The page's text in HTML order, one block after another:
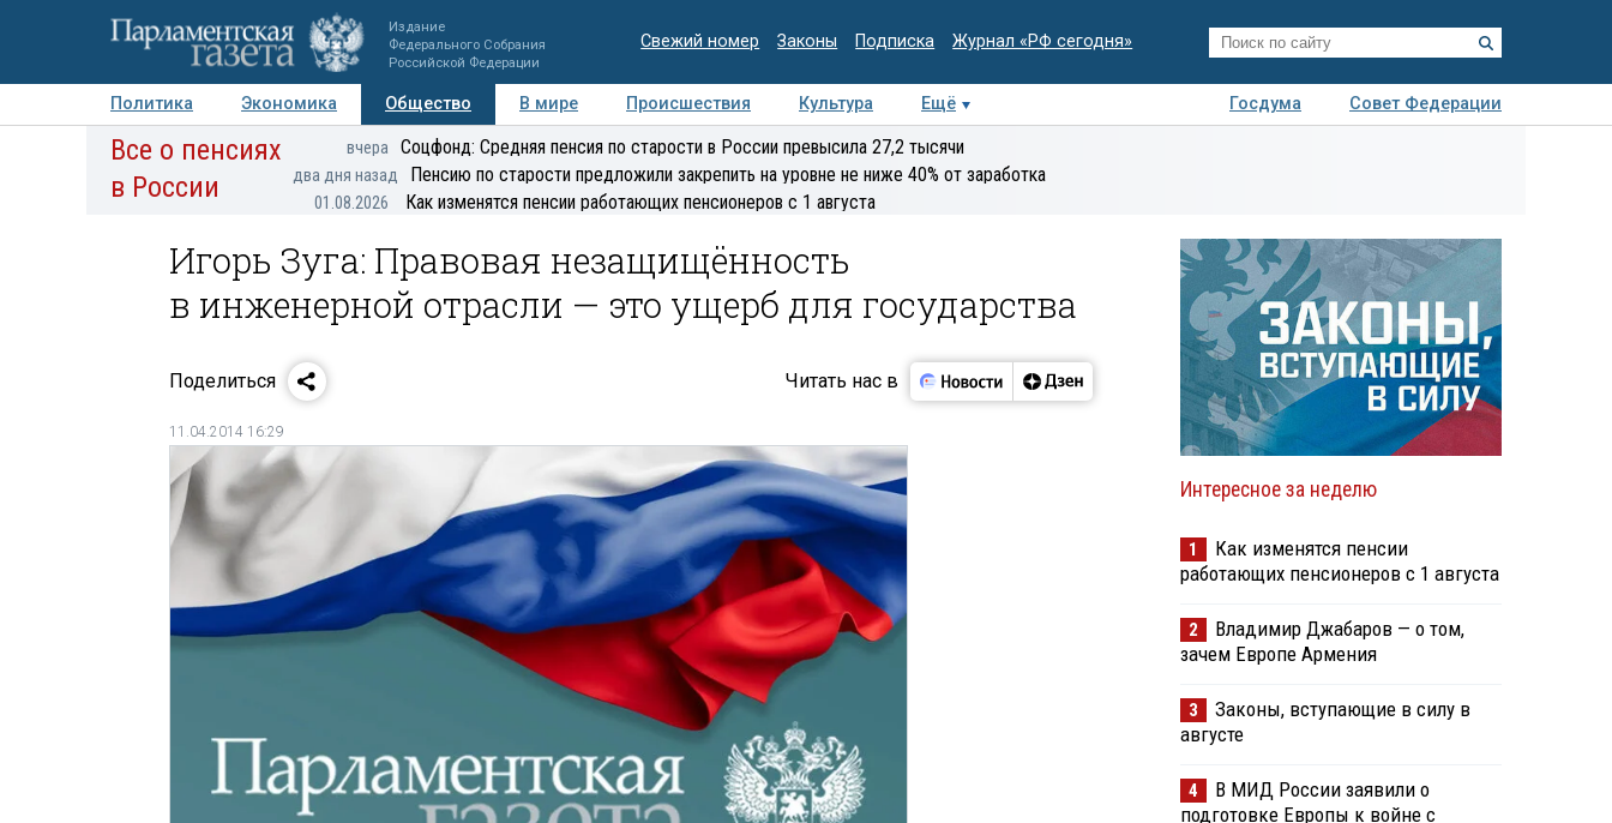
Издание
Федерального Собрания
Российской Федерации
Свежий номер Законы Подписка Журнал «РФ сегодня»
Политика Экономика Общество В мире Происшествия Культура Ещё Госдума
Совет Федерации
Авторы Персоны Мнения Регионы Медиацентр Интервью Колумнисты
экспертиза
Все о пенсиях
в России
вчера Соцфонд: Средняя пенсия по старости в России превысила 27,2 тысячи
два дня назад Пенсию по старости предложили закрепить на уровне не ниже 40% от заработка
01.08.2026 Как изменятся пенсии работающих пенсионеров с 1 августа
Игорь Зуга: Правовая незащищённость
в инженерной отрасли — это ущерб для государства
Поделиться Читать нас в
11.04.2014 16:29
Интересное за неделю
1
Как изменятся пенсии
работающих пенсионеров с 1 августа
2
Владимир Джабаров — о том,
зачем Европе Армения
3
Законы, вступающие в силу в
августе
4
В МИД России заявили о
подготовке Европы к войне с